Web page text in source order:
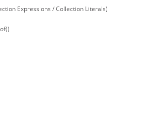
Expressions / Collection Literals)